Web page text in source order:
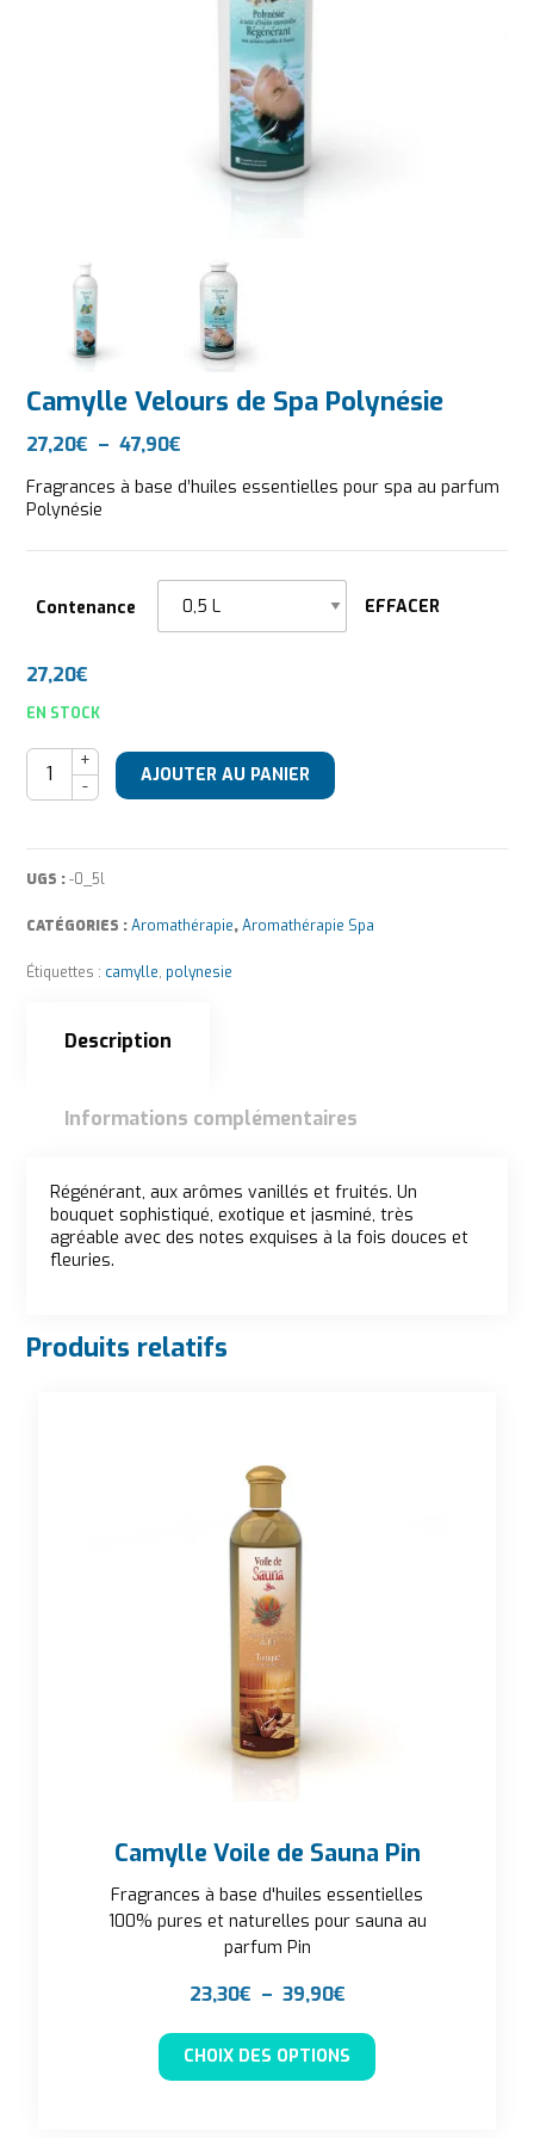
Camylle Velours de Spa Polynésie
27,20€ – 47,90€
Fragrances à base d’huiles essentielles pour spa au parfum
Polynésie
Contenance EFFACER
27,20€
EN STOCK
quantité de Camylle Velours de Spa Polynésie
AJOUTER AU PANIER
UGS :-0_5l
CATÉGORIES :Aromathérapie,Aromathérapie Spa
Étiquettes : camylle, polynesie
Description
Informations complémentaires
Description
Régénérant, aux arômes vanillés et fruités. Un
bouquet sophistiqué, exotique et jasminé, très
agréable avec des notes exquises à la fois douces et
fleuries.
Produits relatifs
Camylle Voile de Sauna Pin
Fragrances à base d'huiles essentielles
100% pures et naturelles pour sauna au
parfum Pin
23,30€ – 39,90€Plage de prix :
CHOIX DES OPTIONS